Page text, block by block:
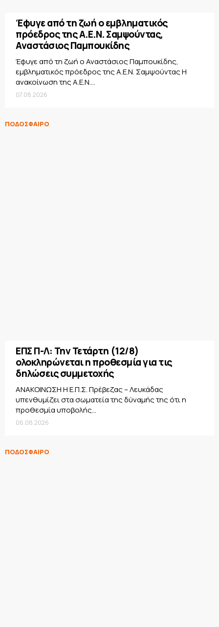
Έφυγε από τη ζωή ο εμβληματικός
πρόεδρος της Α.Ε.Ν. Σαμψούντας,
Αναστάσιος Παμπουκίδης
Έφυγε από τη ζωή ο Αναστάσιος Παμπουκίδης,
εμβληματικός πρόεδρος της Α.Ε.Ν. Σαμψούντας Η
ανακοίνωση της Α.Ε.Ν....
07.08.2026
ΠΟΔΟΣΦΑΙΡΟ
ΕΠΣ Π-Λ: Την Τετάρτη (12/8)
ολοκληρώνεται η προθεσμία για τις
δηλώσεις συμμετοχής
ΑΝΑΚΟΙΝΩΣΗ Η Ε.Π.Σ. Πρέβεζας – Λευκάδας
υπενθυμίζει στα σωματεία της δύναμής της ότι η
προθεσμία υποβολής...
06.08.2026
ΠΟΔΟΣΦΑΙΡΟ